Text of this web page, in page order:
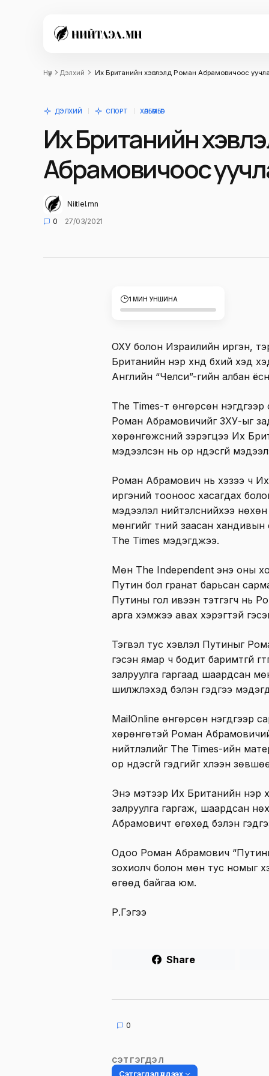
Нүүр Дэлхий Их Британийн хэвлэлүүд Роман Абрамовичоос
ДЭЛХИЙ СПОРТ ХӨЛБӨМБӨГ
Их Британийн
Абрамовичоос
Niitlel.mn
0
27/03/2021
1 МИН УНШИНА
ОХУ болон Израилийн иргэн,
Британийн нэр хүнд бүхий хэд
Английн “Челси”-гийн албан
The Times-т өнгөрсөн
Роман Абрамовичийг ЗХУ-ыг
хөрөнгөжсний зэрэгцээ Их
мэдээлсэн нь ор үндэсгүй
Роман Абрамович нь хэзээ ч Их
иргэний тооноос хасагдах
мэдээлэл нийтэлснийхээ
мөнгийг түүний заасан
The Times мэдэгджээ.
Мөн The Independent энэ оны
Путин бол гранат барьсан
Путины гол ивээн тэтгэгч нь
арга хэмжээ авах хэрэгтэй
Тэгвэл тус хэвлэл Путиныг
гэсэн ямар ч бодит баримтгүй
залруулга гаргаад шаардсан
шилжүүлэхэд бэлэн гэдгээ
MailOnline өнгөрсөн нэгдүгээр
хөрөнгөтэй Роман
нийтлэлийг The Times-ийн
ор үндэсгүй гэдгийг хүлээн
Энэ мэтээр Их Британийн нэр
залруулга гаргаж, шаардсан
Абрамовичт өгөхөд бэлэн
Одоо Роман Абрамович “Путины
зохиолч болон мөн тус номыг
өгөөд байгаа юм.
Р.Гэгээ
Share
0
СЭТГЭГДЭЛ
Сэтгэгдэл үлдээх